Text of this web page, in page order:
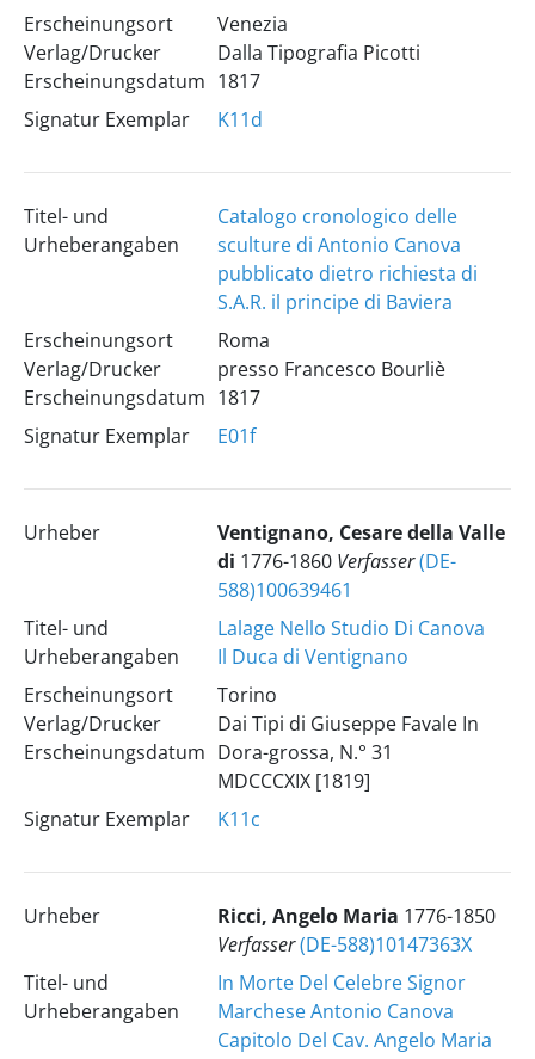
Erscheinungsort
Verlag/Drucker
Erscheinungsdatum
Venezia
Dalla Tipografia Picotti
1817
Signatur Exemplar
K11d
Titel- und
Urheberangaben
Catalogo cronologico delle
sculture di Antonio Canova
pubblicato dietro richiesta di
S.A.R. il principe di Baviera
Erscheinungsort
Verlag/Drucker
Erscheinungsdatum
Roma
presso Francesco Bourliè
1817
Signatur Exemplar
E01f
Urheber
Ventignano, Cesare della Valle
di 1776-1860 Verfasser(DE-
588)100639461
Titel- und
Urheberangaben
Lalage Nello Studio Di Canova
Il Duca di Ventignano
Erscheinungsort
Verlag/Drucker
Erscheinungsdatum
Torino
Dai Tipi di Giuseppe Favale In
Dora-grossa, N.° 31
MDCCCXIX [1819]
Signatur Exemplar
K11c
Urheber Ricci, Angelo Maria 1776-1850
Verfasser(DE-588)10147363X
Titel- und
Urheberangaben
In Morte Del Celebre Signor
Marchese Antonio Canova
Capitolo Del Cav. Angelo Maria